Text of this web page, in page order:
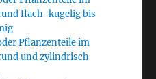
flach-kugelig bis
Pflanzenteile im
und zylindrisch